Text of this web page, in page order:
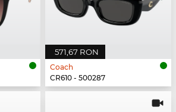
571,67 RON
Coach
CR610 - 500287